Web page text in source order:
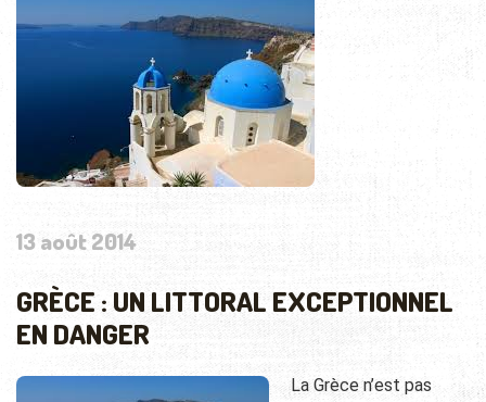
13 août 2014
GRÈCE : UN LITTORAL EXCEPTIONNEL
EN DANGER
La Grèce n’est pas